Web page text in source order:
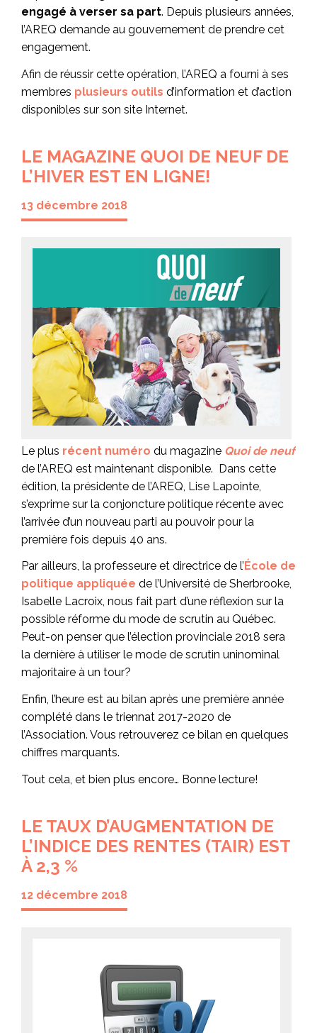
engagé à verser sa part. Depuis plusieurs années,
l’AREQ demande au gouvernement de prendre cet
engagement.
Afin de réussir cette opération, l’AREQ a fourni à ses
membres plusieurs outils d’information et d’action
disponibles sur son site Internet.
LE MAGAZINE QUOI DE NEUF DE
L’HIVER EST EN LIGNE!
13 décembre 2018
Le plus récent numéro du magazine Quoi de neuf
de l’AREQ est maintenant disponible. Dans cette
édition, la présidente de l’AREQ, Lise Lapointe,
s’exprime sur la conjoncture politique récente avec
l’arrivée d’un nouveau parti au pouvoir pour la
première fois depuis 40 ans.
Par ailleurs, la professeure et directrice de l’ École de
politique appliquée de l’Université de Sherbrooke,
Isabelle Lacroix, nous fait part d’une réflexion sur la
possible réforme du mode de scrutin au Québec.
Peut-on penser que l’élection provinciale 2018 sera
la dernière à utiliser le mode de scrutin uninominal
majoritaire à un tour?
Enfin, l’heure est au bilan après une première année
complété dans le triennat 2017-2020 de
l’Association. Vous retrouverez ce bilan en quelques
chiffres marquants.
Tout cela, et bien plus encore… Bonne lecture!
LE TAUX D’AUGMENTATION DE
L’INDICE DES RENTES (TAIR) EST
À 2,3 %
12 décembre 2018